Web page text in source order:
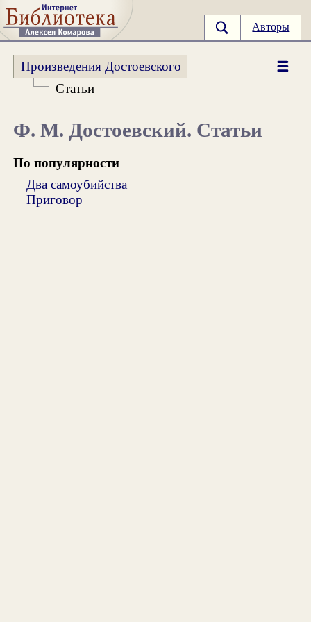
Авторы
Произведения Достоевского
Статьи
Ф. М. Достоевский. Статьи
По популярности
Два самоубийства
Приговор